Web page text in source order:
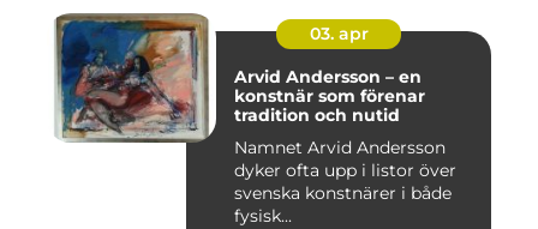
03. apr
Arvid Andersson – en
konstnär som förenar
tradition och nutid
Namnet Arvid Andersson
dyker ofta upp i listor över
svenska konstnärer i både
fysisk...